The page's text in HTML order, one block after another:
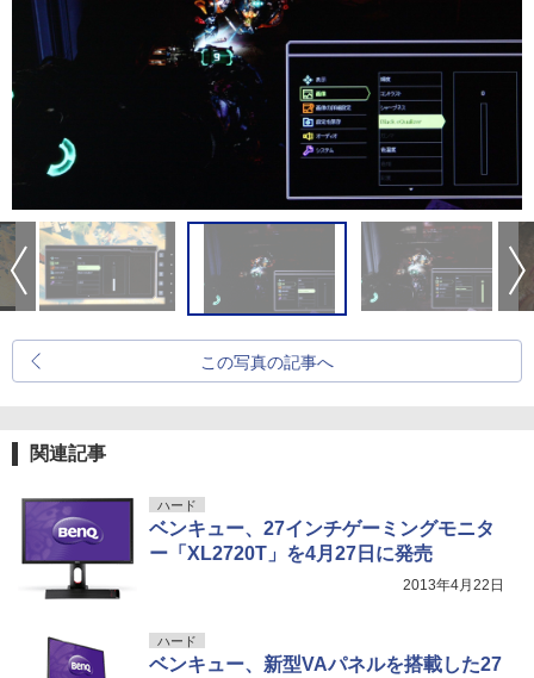
この写真の記事へ
関連記事
ハード
ベンキュー、27インチゲーミングモニタ
ー「XL2720T」を4月27日に発売
2013年4月22日
ハード
ベンキュー、新型VAパネルを搭載した27